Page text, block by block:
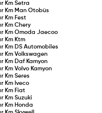
Km Setra
Km Man Otobüs
Km Fest
Km Chery
Km Omoda Jaecoo
Km Ktm
Km DS Automobiles
Km Volkswagen
Km Daf Kamyon
Km Volvo Kamyon
Km Seres
Km Iveco
Km Fiat
Km Suzuki
Km Honda